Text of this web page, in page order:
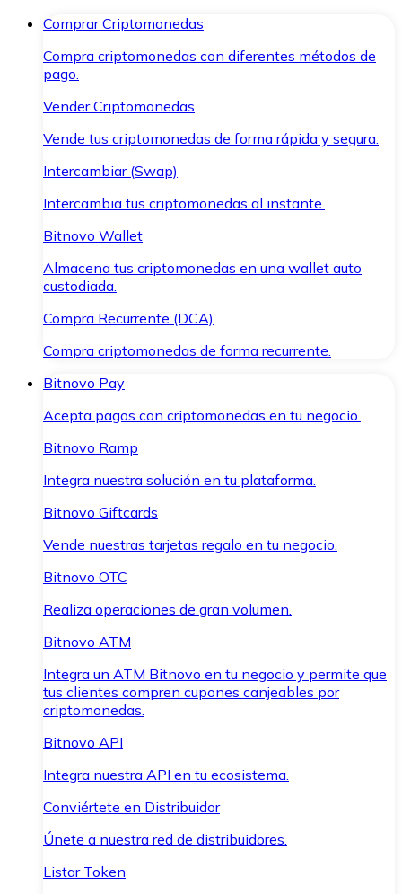
Comprar Criptomonedas
Compra criptomonedas con diferentes métodos de
pago.
Vender Criptomonedas
Vende tus criptomonedas de forma rápida y segura.
Intercambiar (Swap)
Intercambia tus criptomonedas al instante.
Bitnovo Wallet
Almacena tus criptomonedas en una wallet auto
custodiada.
Compra Recurrente (DCA)
Compra criptomonedas de forma recurrente.
Bitnovo Pay
Acepta pagos con criptomonedas en tu negocio.
Bitnovo Ramp
Integra nuestra solución en tu plataforma.
Bitnovo Giftcards
Vende nuestras tarjetas regalo en tu negocio.
Bitnovo OTC
Realiza operaciones de gran volumen.
Bitnovo ATM
Integra un ATM Bitnovo en tu negocio y permite que
tus clientes compren cupones canjeables por
criptomonedas.
Bitnovo API
Integra nuestra API en tu ecosistema.
Conviértete en Distribuidor
Únete a nuestra red de distribuidores.
Listar Token